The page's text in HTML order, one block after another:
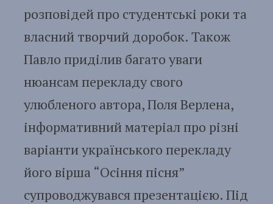
розповідей про студентські роки та
власний творчий доробок. Також
Павло приділив багато уваги
нюансам перекладу свого
улюбленого автора, Поля Верлена,
інформативний матеріал про різні
варіанти українського перекладу
його вірша “Осіння пісня”
супроводжувався презентацією. Під